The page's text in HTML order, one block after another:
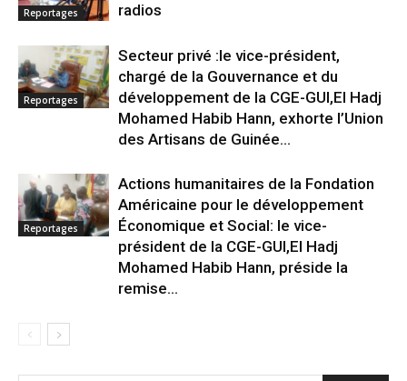
Reportages
radios
Reportages
Secteur privé :le vice-président,
chargé de la Gouvernance et du
développement de la CGE-GUI,El Hadj
Mohamed Habib Hann, exhorte l’Union
des Artisans de Guinée...
Reportages
Actions humanitaires de la Fondation
Américaine pour le développement
Économique et Social: le vice-
président de la CGE-GUI,El Hadj
Mohamed Habib Hann, préside la
remise...